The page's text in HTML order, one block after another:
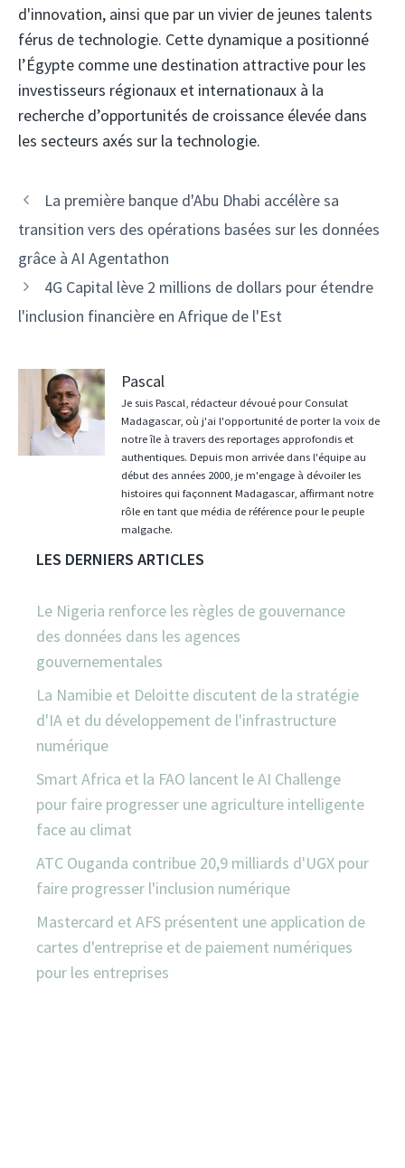
d'innovation, ainsi que par un vivier de jeunes talents
férus de technologie. Cette dynamique a positionné
l’Égypte comme une destination attractive pour les
investisseurs régionaux et internationaux à la
recherche d’opportunités de croissance élevée dans
les secteurs axés sur la technologie.
Navigation
des
articles
La première banque d'Abu Dhabi accélère sa
transition vers des opérations basées sur les données
grâce à AI Agentathon
4G Capital lève 2 millions de dollars pour étendre
l'inclusion financière en Afrique de l'Est
Pascal
Je suis Pascal, rédacteur dévoué pour Consulat
Madagascar, où j'ai l'opportunité de porter la voix de
notre île à travers des reportages approfondis et
authentiques. Depuis mon arrivée dans l'équipe au
début des années 2000, je m'engage à dévoiler les
histoires qui façonnent Madagascar, affirmant notre
rôle en tant que média de référence pour le peuple
malgache.
LES DERNIERS ARTICLES
Le Nigeria renforce les règles de gouvernance
des données dans les agences
gouvernementales
La Namibie et Deloitte discutent de la stratégie
d'IA et du développement de l'infrastructure
numérique
Smart Africa et la FAO lancent le AI Challenge
pour faire progresser une agriculture intelligente
face au climat
ATC Ouganda contribue 20,9 milliards d'UGX pour
faire progresser l'inclusion numérique
Mastercard et AFS présentent une application de
cartes d'entreprise et de paiement numériques
pour les entreprises